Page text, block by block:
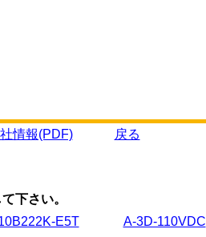
情報(PDF) 戻る
下さい。
E5T A-3D-110VDC